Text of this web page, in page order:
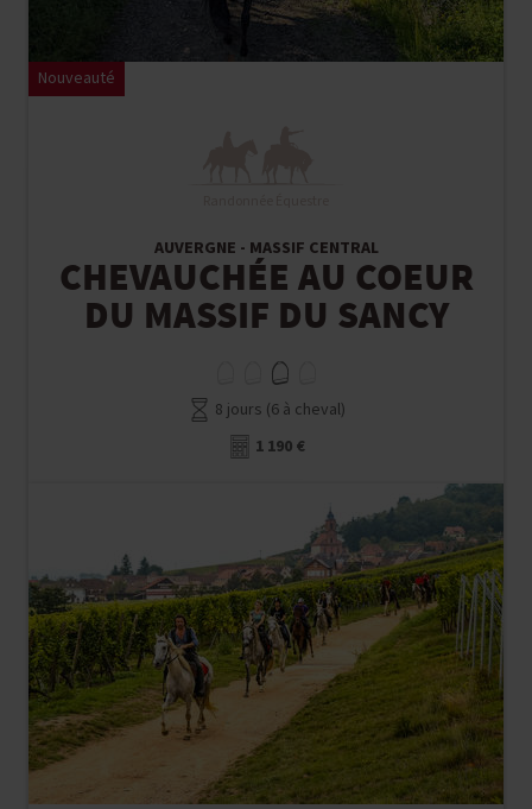
Nouveauté
AUVERGNE - MASSIF CENTRAL
CHEVAUCHÉE AU COEUR
DU MASSIF DU SANCY
8 jours (6 à cheval)
1 190 €